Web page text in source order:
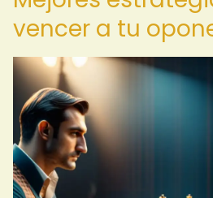
vencer a tu